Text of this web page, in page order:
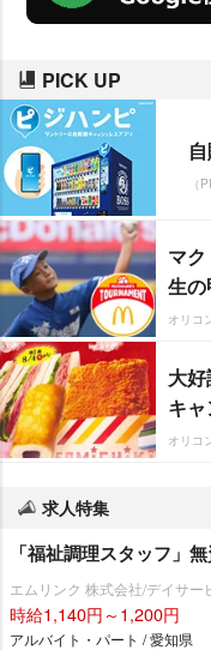
PICK UP
（
マ
生の
オリコ
大
キ
オリコ
求人特集
「福祉調理スタッフ」
エムリンク 株式会社/デイサー
時給1,140円～1,200円
アルバイト・パート / 愛知県